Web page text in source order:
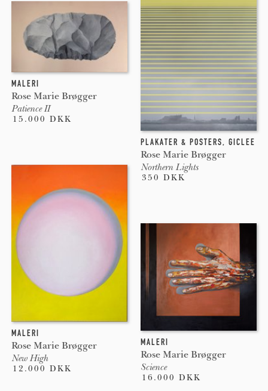
PLAKATER & POSTERS, GICLEE
Rose Marie Brøgger
Northern Lights
350 DKK
MALERI
Rose Marie Brøgger
Patience II
15.000 DKK
MALERI
Rose Marie Brøgger
New High
12.000 DKK
MALERI
Rose Marie Brøgger
Science
16.000 DKK